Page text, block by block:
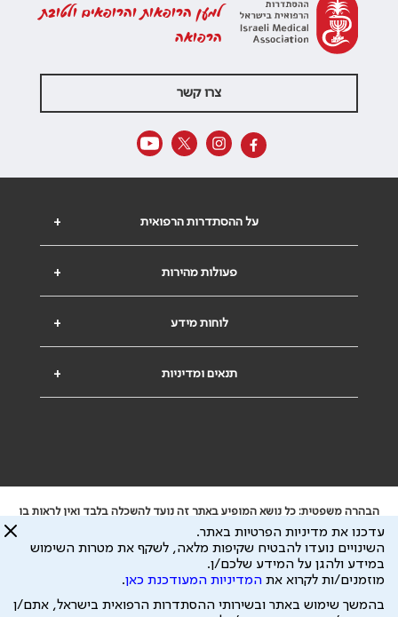
למען הרופאות והרופאים ולטובת
הרפואה
צרו קשר
+ על ההסתדרות הרפואית
+ פעולות מהירות
+ לוחות מידע
+ תנאים ומדיניות
הבהרה משפטית: כל נושא המופיע באתר זה נועד להשכלה בלבד ואין לראות בו
ייעוץ רפואי או משפטי. אין הר"י אחראית לתוכן המתפרסם באתר זה ולכל נזק
שעלול להיגרם.
ידוע לי שהר"י אוספת ושומרת מידע אישי לצורך מתן השרות וכי חלק ממנו עשוי
להיות מועבר לצדדים שלישיים, הכל בכפוף למדיניות הפרטיות
עדכנו את מדיניות הפרטיות באתר.
השינויים נועדו להבטיח שקיפות מלאה, לשקף את מטרות השימוש
במידע ולהגן על המידע שלכם/ן.
מוזמנים/ות לקרוא את המדיניות המעודכנת כאן.
בהמשך שימוש באתר ובשירותי ההסתדרות הרפואית בישראל, אתם/ן